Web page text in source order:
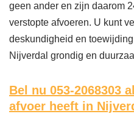
geen ander en zijn daarom
verstopte afvoeren. U kunt
deskundigheid en
Nijverdal grondig en
Bel nu 053-2068303
afvoer heeft in